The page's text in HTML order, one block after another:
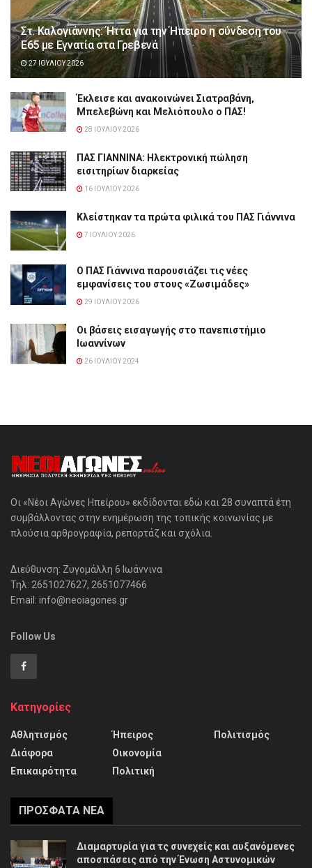
Στ. Καλογιάννης: Ήττα για την Ήπειρο η σύνδεση του
Ε65 με Εγνατία στα Γρεβενά
27 ΙΟΥΛΊΟΥ 2026
Έκλεισε και ανακοινώνει Σιατραβάνη,
Μπελεβώνη και Μελιόπουλο ο ΠΑΣ!
28 ΙΟΥΛΊΟΥ 2026
ΠΑΣ ΓΙΑΝΝΙΝΑ: Hλεκτρονική πώληση
εισιτηρίων διαρκείας
16 ΙΟΥΛΊΟΥ 2026
Κλείστηκαν τα πρώτα φιλικά του ΠΑΣ Γιάννινα
7 ΙΟΥΛΊΟΥ 2026
Ο ΠΑΣ Γιάννινα παρουσιάζει τις νέες
εμφανίσεις του στους «Ζωσιμάδες»
29 ΙΟΥΛΊΟΥ 2026
Οι βάσεις εισαγωγής στο πανεπιστήμιο
Ιωαννίνων
26 ΙΟΥΛΊΟΥ 2024
Οι «Νέοι Αγώνες Ηπείρου» εκδίδονται εδώ και 28 συναπτά έτη
συμβάλλοντας στην ενημέρωση της τοπικής κοινωνίας με
πλούσια αρθρογραφία, ρεπορτάζ και σχόλια.
Διεύθυνση: Ζυγομάλλη 6 Ιωάννινα
Τηλ: 2651027627, 2651077466
Email: info@neoiagones.gr
Follow Us
Κατηγορίες
Αθλητισμός
Διάφορα
Επικαιρότητα
Ήπειρος
Οικονομία
Πολιτική
Πολιτισμός
ΠΡΌΣΦΑΤΑ ΝΈΑ
Διαμαρτυρία για τς συνεχείς και αυξανόμενες
αποσπάσεις από την Ένωση Αστυνομικών